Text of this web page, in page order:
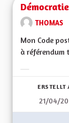
THOMAS
Mon Code
à référendum
ERSTELLT
21/04/